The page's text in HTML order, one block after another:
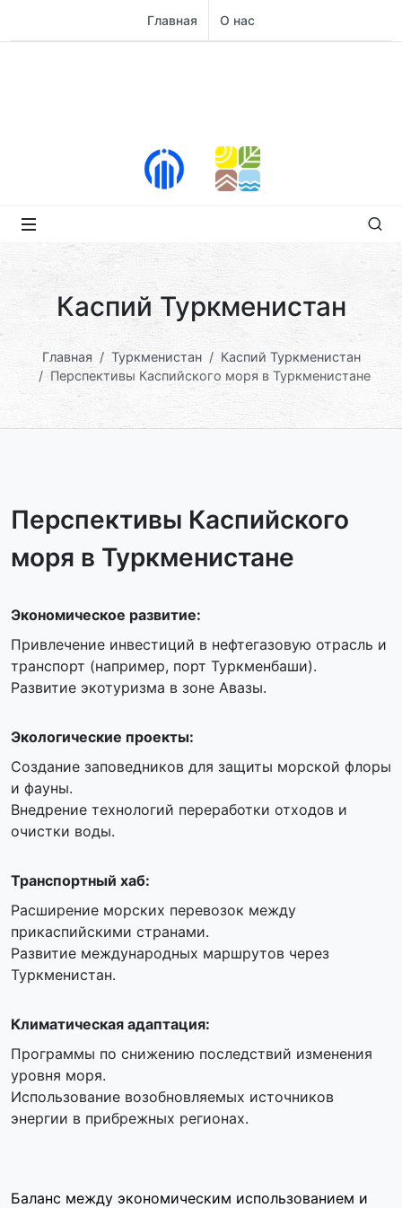
Главная О нас
Каспий Туркменистан
Главная Туркменистан
Каспий Туркменистан
Перспективы Каспийского моря в Туркменистане
Перспективы Каспийского
моря в Туркменистане
Экономическое развитие:
Привлечение инвестиций в нефтегазовую отрасль и
транспорт (например, порт Туркменбаши).
Развитие экотуризма в зоне Авазы.
Экологические проекты:
Создание заповедников для защиты морской флоры
и фауны.
Внедрение технологий переработки отходов и
очистки воды.
Транспортный хаб:
Расширение морских перевозок между
прикаспийскими странами.
Развитие международных маршрутов через
Туркменистан.
Климатическая адаптация:
Программы по снижению последствий изменения
уровня моря.
Использование возобновляемых источников
энергии в прибрежных регионах.
Баланс между экономическим использованием и